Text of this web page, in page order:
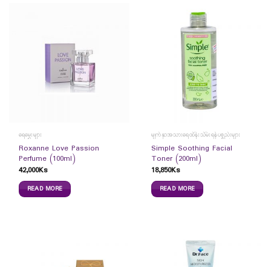
ရေမွှေးများ
Roxanne Love Passion
Perfume (100ml)
42,000Ks
READ MORE
မျက်နှာအသားရေထိန်းသိမ်းရန်ပစ္စည်းများ
Simple Soothing Facial
Toner (200ml)
18,850Ks
READ MORE